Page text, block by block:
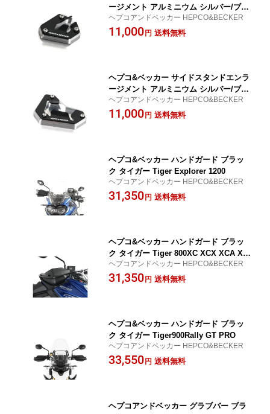
ージメント アルミニウム シルバー/ブラ
ック タイガー Tiger800XC X 42117535-
0091
ヘプコアンドベッカー HEPCO&BECKER
11,000円 送料無料
ヘプコ&ベッカー サイドスタンドエンラ
ージメント アルミニウム シルバー/ブラ
ック タイガー Tiger Explorer 1200 421
17547-0091
ヘプコアンドベッカー HEPCO&BECKER
11,000円 送料無料
ヘプコ&ベッカー ハンドガード ブラッ
ク タイガー Tiger Explorer 1200
ヘプコアンドベッカー HEPCO&BECKER
31,350円 送料無料
ヘプコ&ベッカー ハンドガード ブラッ
ク タイガー Tiger 800XC XCX XCA XR
XRX XRT
ヘプコアンドベッカー HEPCO&BECKER
31,350円 送料無料
ヘプコ&ベッカー ハンドガード ブラッ
ク タイガー Tiger900Rally GT PRO
ヘプコアンドベッカー HEPCO&BECKER
33,550円 送料無料
ヘプコアンドベッカー グラブバー ブラ